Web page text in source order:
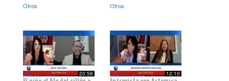
Otros Otros
20:56 12:10